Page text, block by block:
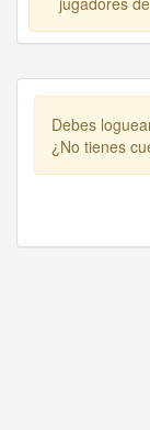
Debes
¿No tienes